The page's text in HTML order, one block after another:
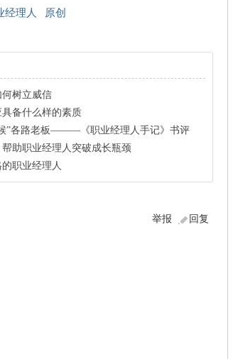
经理人 原创
树立威信
备什么样的素质
”各路老板———《职业经理人手记》书评
助职业经理人突破成长瓶颈
职业经理人
回复
举报